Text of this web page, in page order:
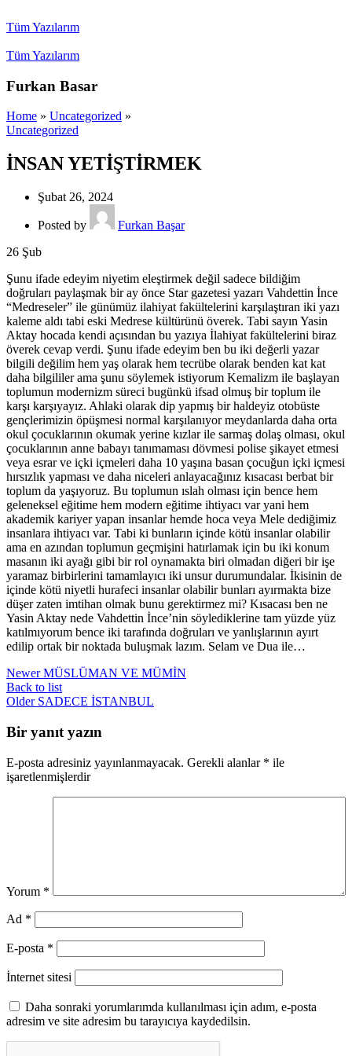
Tüm Yazılarım
Tüm Yazılarım
Furkan Basar
Home » Uncategorized »
Uncategorized
İNSAN YETİŞTİRMEK
Şubat 26, 2024
Posted by
Furkan Başar
26 Şub
Şunu ifade edeyim niyetim eleştirmek değil sadece bildiğim
doğruları paylaşmak bir ay önce Star gazetesi yazarı Vahdettin İnce
“Medreseler” ile günümüz ilahiyat fakültelerini karşılaştıran iki yazı
kaleme aldı tabi eski Medrese kültürünü överek. Tabi sayın Yasin
Aktay hocada kendi açısından bu yazıya İlahiyat fakültelerini biraz
överek cevap verdi. Şunu ifade edeyim ben bu iki değerli yazar
bilgili değilim hem yaş olarak hem tecrübe olarak benden kat kat
daha bilgililer ama şunu söylemek istiyorum Kemalizm ile başlayan
toplumun modernizm süreci bugünkü ifsad olmuş bir toplum ile
karşı karşıyayız. Ahlaki olarak dip yapmış bir haldeyiz otobüste
gençlerimizin öpüşmesi normal karşılanıyor meydanlarda daha orta
okul çocuklarının okumak yerine kızlar ile sarmaş dolaş olması, okul
çocuklarının anne babayı tanımaması dövmesi polise şikayet etmesi
veya esrar ve içki içmeleri daha 10 yaşına basan çocuğun içki içmesi
hırsızlık yapması ve daha niceleri anlayacağınız kısacası berbat bir
toplum da yaşıyoruz. Bu toplumun ıslah olması için bence hem
geleneksel eğitime hem modern eğitime ihtiyacı var yani hem
akademik kariyer yapan insanlar hemde hoca veya Mele dediğimiz
insanlara ihtiyacı var. Tabi ki bunların içinde kötü insanlar olabilir
ama en azından toplumun geçmişini hatırlamak için bu iki konum
masanın iki ayağı gibi bir rol oynamakta biri olmadan diğeri bir işe
yaramaz birbirlerini tamamlayıcı iki unsur durumundalar. İkisinin de
içinde kötü niyetli hurafeci insanlar olabilir bunları ayırmakta bize
düşer zaten imtihan olmak bunu gerektirmez mi? Kısacası ben ne
Yasin Aktay nede Vahdettin İnce’nin söylediklerine tam yüzde yüz
katılmıyorum bence iki tarafında doğruları ve yanlışlarının ayırt
edilip ortak bir noktada buluşmak lazım. Selam ve Dua ile…
Newer MÜSLÜMAN VE MÜMİN
Back to list
Older SADECE İSTANBUL
Bir yanıt yazın
E-posta adresiniz yayınlanmayacak. Gerekli alanlar * ile
işaretlenmişlerdir
Yorum *
Ad *
E-posta *
İnternet sitesi
Daha sonraki yorumlarımda kullanılması için adım, e-posta
adresim ve site adresim bu tarayıcıya kaydedilsin.